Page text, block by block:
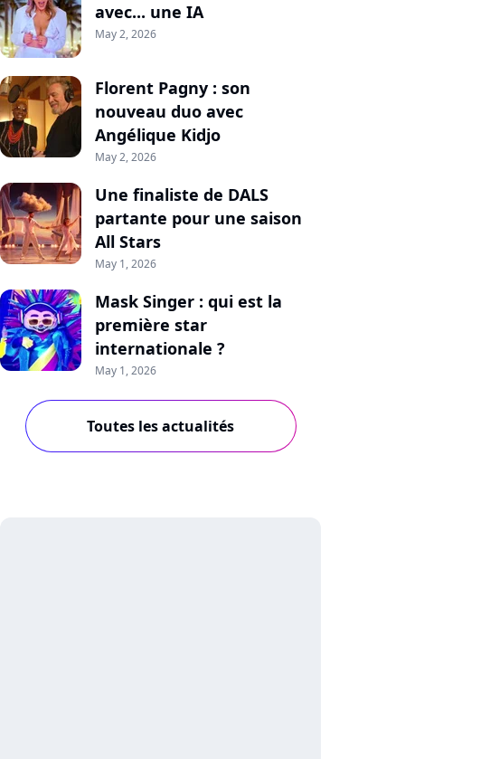
avec... une IA
May 2, 2026
Florent Pagny : son
nouveau duo avec
Angélique Kidjo
May 2, 2026
Une finaliste de DALS
partante pour une saison
All Stars
May 1, 2026
Mask Singer : qui est la
première star
internationale ?
May 1, 2026
Toutes les actualités